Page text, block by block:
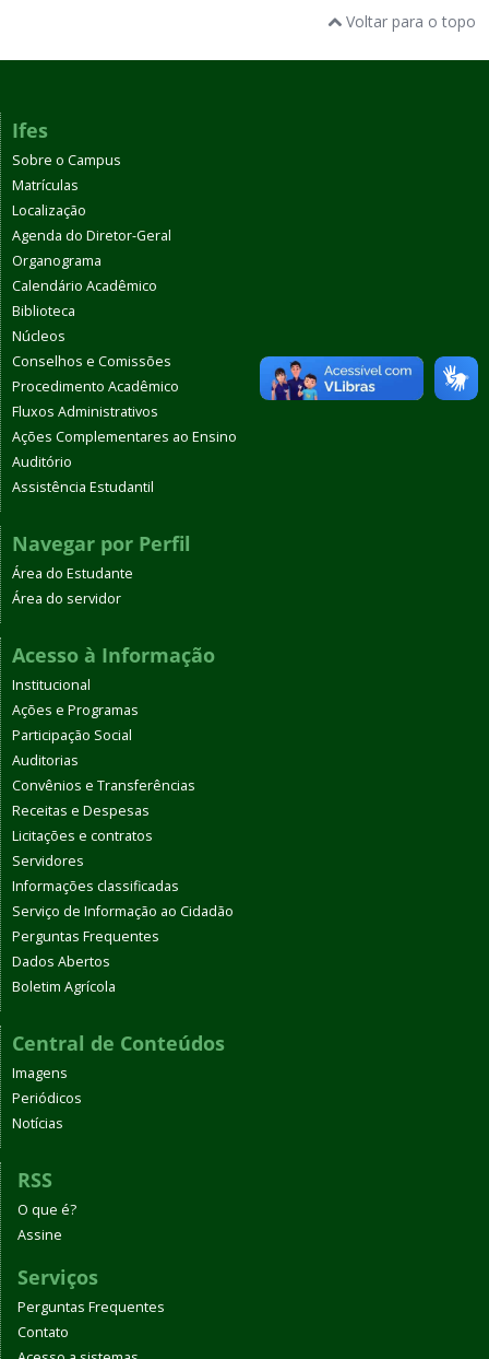
Voltar para o topo
Ifes
Sobre o Campus
Matrículas
Localização
Agenda do Diretor-Geral
Organograma
Calendário Acadêmico
Biblioteca
Núcleos
Conselhos e Comissões
Procedimento Acadêmico
Fluxos Administrativos
Ações Complementares ao Ensino
Auditório
Assistência Estudantil
Navegar por Perfil
Área do Estudante
Área do servidor
Acesso à Informação
Institucional
Ações e Programas
Participação Social
Auditorias
Convênios e Transferências
Receitas e Despesas
Licitações e contratos
Servidores
Informações classificadas
Serviço de Informação ao Cidadão
Perguntas Frequentes
Dados Abertos
Boletim Agrícola
Central de Conteúdos
Imagens
Periódicos
Notícias
RSS
O que é?
Assine
Serviços
Perguntas Frequentes
Contato